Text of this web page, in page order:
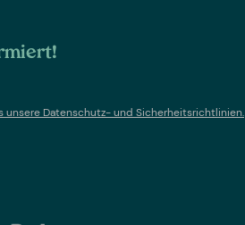
unsere Datenschutz- und Sicherheitsrichtlinien.